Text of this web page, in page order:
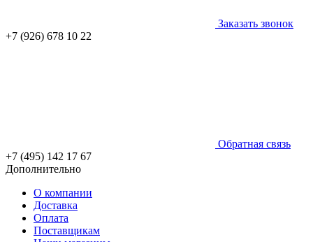
Заказать звонок
+7 (926) 678 10 22
Обратная связь
+7 (495) 142 17 67
Дополнительно
О компании
Доставка
Оплата
Поставщикам